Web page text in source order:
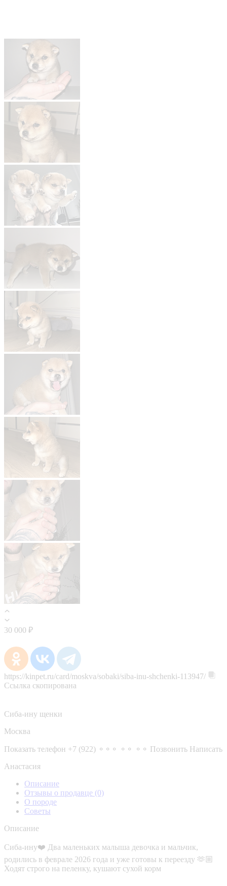
30 000 ₽
https://kinpet.ru/card/moskva/sobaki/siba-inu-shchenki-113947/
Ссылка скопирована
Сиба-ину щенки
Москва
Показать телефон +7 (922) ⚬⚬⚬ ⚬⚬ ⚬⚬ Позвонить Написать
Анастасия
Описание
Отзывы о продавце (0)
О породе
Советы
Описание
Сиба-ину❤️ Два маленьких малыша девочка и мальчик,
родились в феврале 2026 года и уже готовы к переезду 🫶🏼
Ходят строго на пеленку, кушают сухой корм